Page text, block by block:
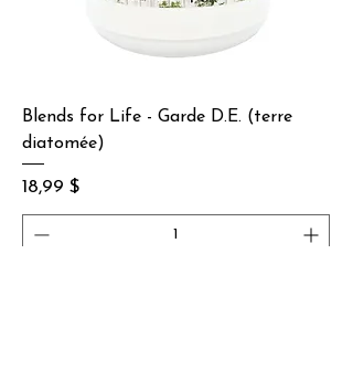
Blends for Life - Garde D.E. (terre
diatomée)
Prix
18,99 $